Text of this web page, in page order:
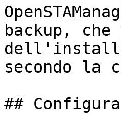
backup,
secondo la
##